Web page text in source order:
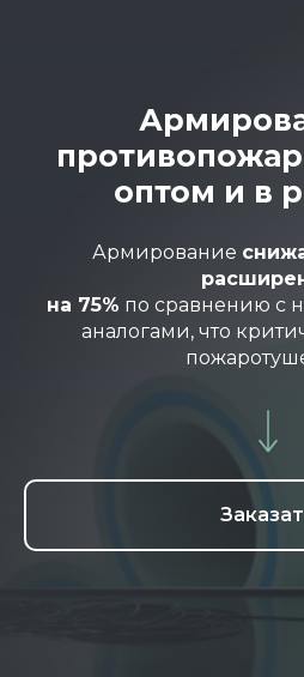
оптом и в
Армирование
на 75% по сравнению с
аналогами, что